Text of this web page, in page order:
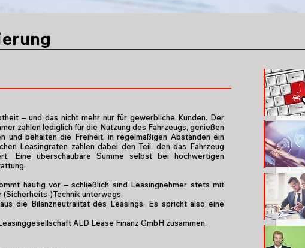
– und das nicht mehr nur für gewerbliche Kunden. Der
zahlen lediglich für die Nutzung des Fahrzeugs, genießen
und behalten die Freiheit, in regelmäßigen Abständen ein
Leasingraten zahlen dabei den Teil, den das Fahrzeug
Eine überschaubare Summe selbst bei hochwertigen
häufig vor – schließlich sind Leasingnehmer stets mit
)Technik unterwegs.
die Bilanzneutralität des Leasings. Es spricht also eine
ALD Lease Finanz GmbH zusammen.